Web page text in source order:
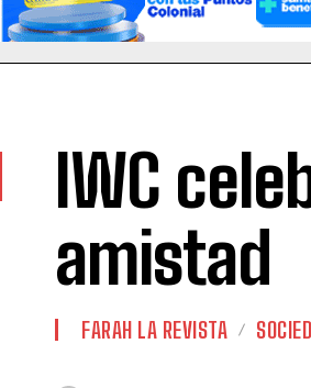
IWC
amistad
FARAH LA REVISTA